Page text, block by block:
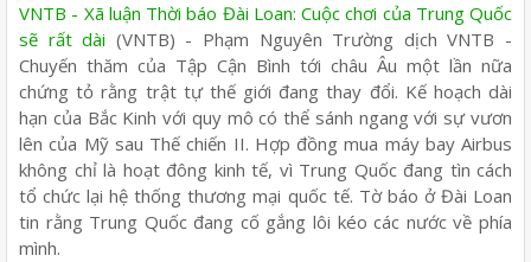
VNTB - Xã luận Thời báo Đài Loan: Cuộc chơi của Trung Quốc
sẽ rất dài (VNTB) - Phạm Nguyên Trường dịch VNTB -
Chuyến thăm của Tập Cận Bình tới châu Âu một lần nữa
chứng tỏ rằng trật tự thế giới đang thay đổi. Kế hoạch dài
hạn của Bắc Kinh với quy mô có thể sánh ngang với sự vươn
lên của Mỹ sau Thế chiến II. Hợp đồng mua máy bay Airbus
không chỉ là hoạt đông kinh tế, vì Trung Quốc đang tìn cách
tổ chức lại hệ thống thương mại quốc tế. Tờ báo ở Đài Loan
tin rằng Trung Quốc đang cố gắng lôi kéo các nước về phía
mình.